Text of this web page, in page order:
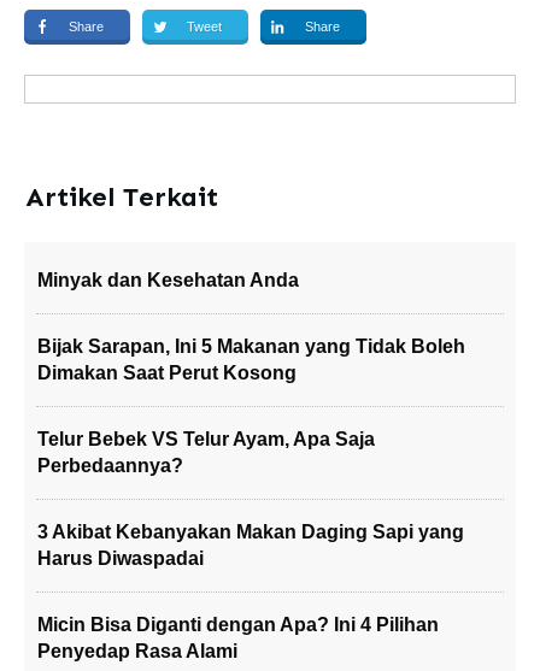
Share Tweet Share
Artikel Terkait
Minyak dan Kesehatan Anda
Bijak Sarapan, Ini 5 Makanan yang Tidak Boleh
Dimakan Saat Perut Kosong
Telur Bebek VS Telur Ayam, Apa Saja
Perbedaannya?
3 Akibat Kebanyakan Makan Daging Sapi yang
Harus Diwaspadai
Micin Bisa Diganti dengan Apa? Ini 4 Pilihan
Penyedap Rasa Alami